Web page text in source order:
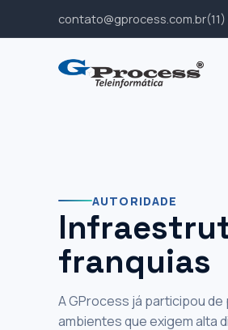
contato@gprocess.com.br
‹ || ›
AUTORIDADE
franquias
A GProcess já participou
ambientes que exigem alta